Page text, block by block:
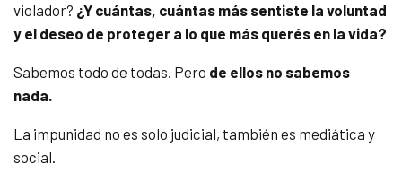
violador? ¿Y cuántas, cuántas más sentiste la voluntad
y el deseo de proteger a lo que más querés en la vida?
Sabemos todo de todas. Pero de ellos no sabemos
nada.
La impunidad no es solo judicial, también es mediática y
social.